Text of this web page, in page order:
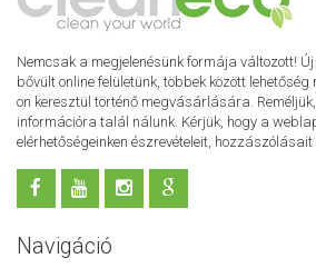
Nemcsak a megjelenésünk formája változott!
bővült online felületünk, többek között
on keresztül történő megvásárlására.
információra talál nálunk. Kérjük, hogy a
elérhetőségeinken észrevételeit, hozzászólásait
Navigáció